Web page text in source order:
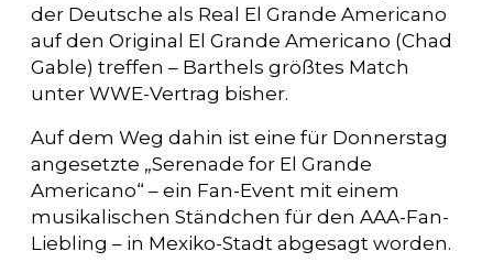
der Deutsche als Real El Grande Americano
auf den Original El Grande Americano (Chad
Gable) treffen – Barthels größtes Match
unter WWE-Vertrag bisher.
Auf dem Weg dahin ist eine für Donnerstag
angesetzte „Serenade for El Grande
Americano“ – ein Fan-Event mit einem
musikalischen Ständchen für den AAA-Fan-
Liebling – in Mexiko-Stadt abgesagt worden.